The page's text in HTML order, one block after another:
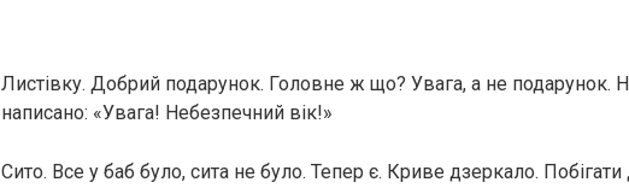
Листівку. Добрий подарунок. Головне ж що? Увага, а не подарунок. На
написано: «Увага! Небезпечний вік!»
Сито. Все у баб було, сита не було. Тепер є. Криве дзеркало.